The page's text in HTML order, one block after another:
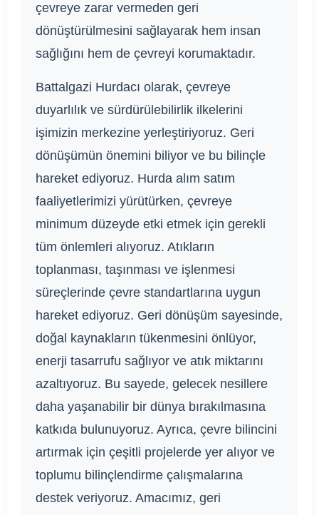
çevreye zarar vermeden geri
dönüştürülmesini sağlayarak hem insan
sağlığını hem de çevreyi korumaktadır.
Battalgazi Hurdacı olarak, çevreye
duyarlılık ve sürdürülebilirlik ilkelerini
işimizin merkezine yerleştiriyoruz. Geri
dönüşümün önemini biliyor ve bu bilinçle
hareket ediyoruz. Hurda alım satım
faaliyetlerimizi yürütürken, çevreye
minimum düzeyde etki etmek için gerekli
tüm önlemleri alıyoruz. Atıkların
toplanması, taşınması ve işlenmesi
süreçlerinde çevre standartlarına uygun
hareket ediyoruz. Geri dönüşüm sayesinde,
doğal kaynakların tükenmesini önlüyor,
enerji tasarrufu sağlıyor ve atık miktarını
azaltıyoruz. Bu sayede, gelecek nesillere
daha yaşanabilir bir dünya bırakılmasına
katkıda bulunuyoruz. Ayrıca, çevre bilincini
artırmak için çeşitli projelerde yer alıyor ve
toplumu bilinçlendirme çalışmalarına
destek veriyoruz. Amacımız, geri